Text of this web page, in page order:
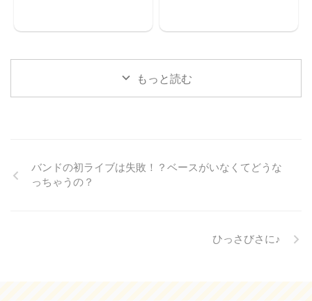
もっと読む
バンドの初ライブは失敗！？ベースがいなくてどうな
っちゃうの？
ひっさびさに♪